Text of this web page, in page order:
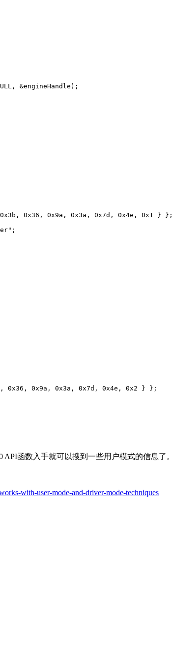
&engineHandle);
0x36, 0x9a, 0x3a, 0x7d, 0x4e, 0x1 } };
0x9a, 0x3a, 0x7d, 0x4e, 0x2 } };
API函数入手就可以搜到一些用户模式的信息了。
with-user-mode-and-driver-mode-techniques